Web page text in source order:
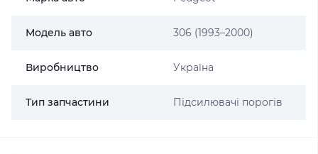
Модель авто 306 (1993–2000)
Виробництво Україна
Тип запчастини Підсилювачі порогів